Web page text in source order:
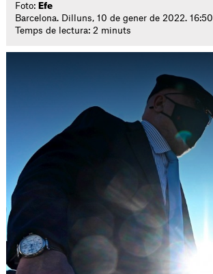
Foto: Efe
Barcelona. Dilluns, 10 de gener de 2022. 16:50
Temps de lectura: 2 minuts